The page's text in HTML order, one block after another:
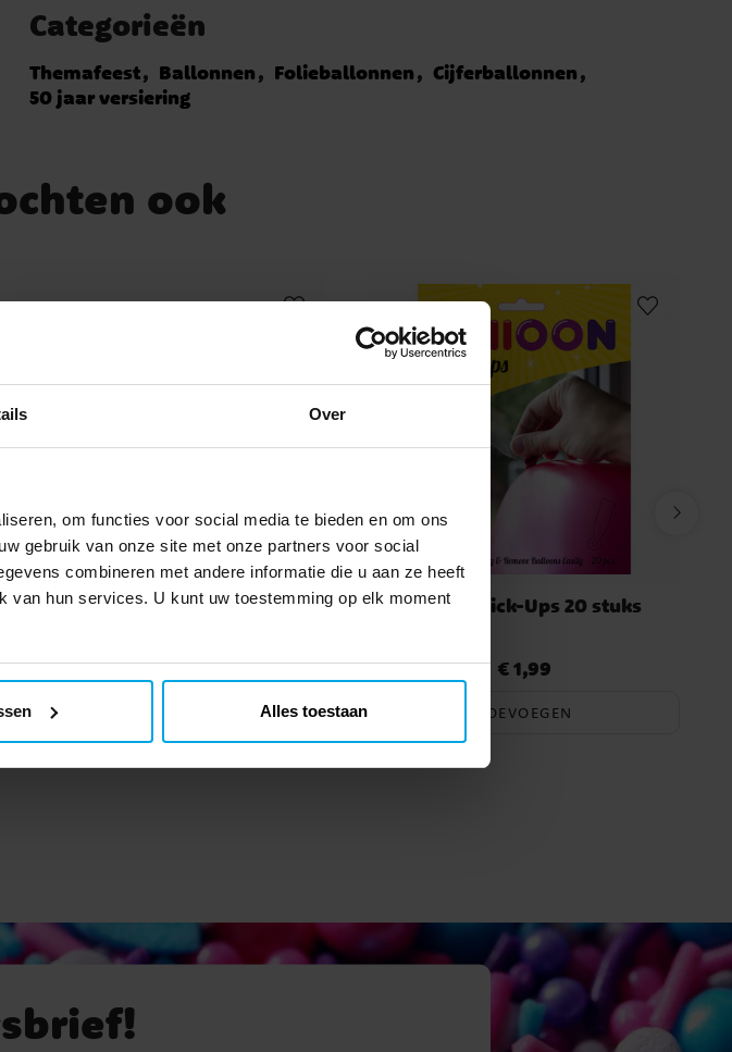
Over
om functies voor social media te bieden en om ons
gebruik van onze site met onze partners voor social
combineren met andere informatie die u aan ze heeft
van hun services. U kunt uw toestemming op elk moment
Alles toestaan
Categorieën
Themafeest Ballonnen Folieballonnen
Cijferballonnen
50 jaar versiering
ook
Ballon Lijm Plakkers 240 stuks
Prijs:€ 1,99
€ 1,99
Ballon Stick-Ups 20 stuks
Prijs:€ 1,99
€ 1,99
TOEVOEGEN